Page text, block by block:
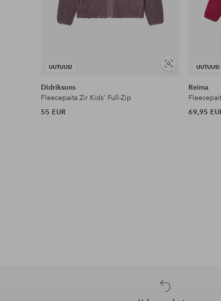
UUTUUS!
Näytä
Didriksons
Fleecepaita Zir Kids' Full-Zip
55 EUR
UUTUUS!
Reima
69,95